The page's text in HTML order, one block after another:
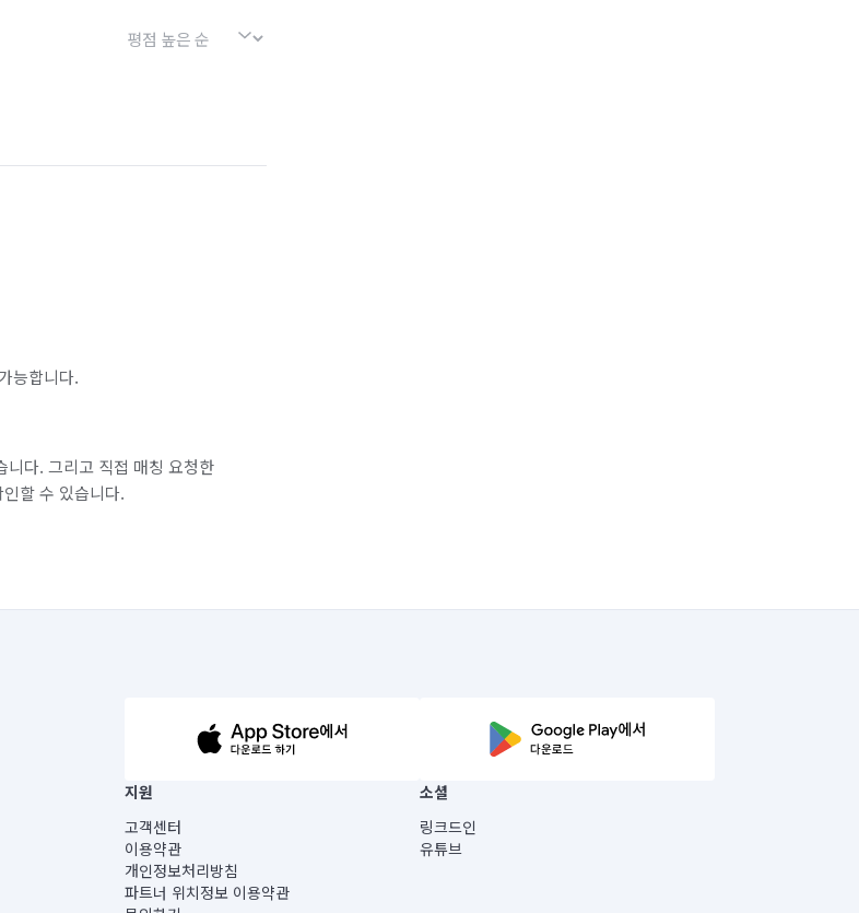
능합니다.
니다. 그리고 직접 매칭 요청한
할 수 있습니다.
지원
고객센터
이용약관
개인정보처리방침
파트너 위치정보 이용약관
소셜
링크드인
유튜브